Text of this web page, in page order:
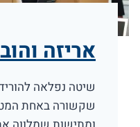
אריזה
שיטה נפלאה
שקשורה באחת